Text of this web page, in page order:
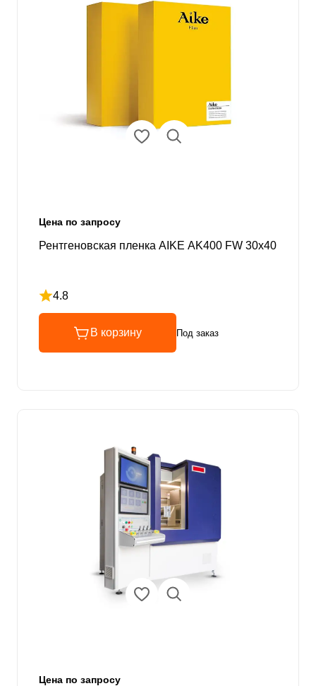
Цена по запросу
Рентгеновская пленка AIKE AK400 FW 30x40
4.8
Рейтинг 4.8 из 5
В корзину Под заказ
Цена по запросу